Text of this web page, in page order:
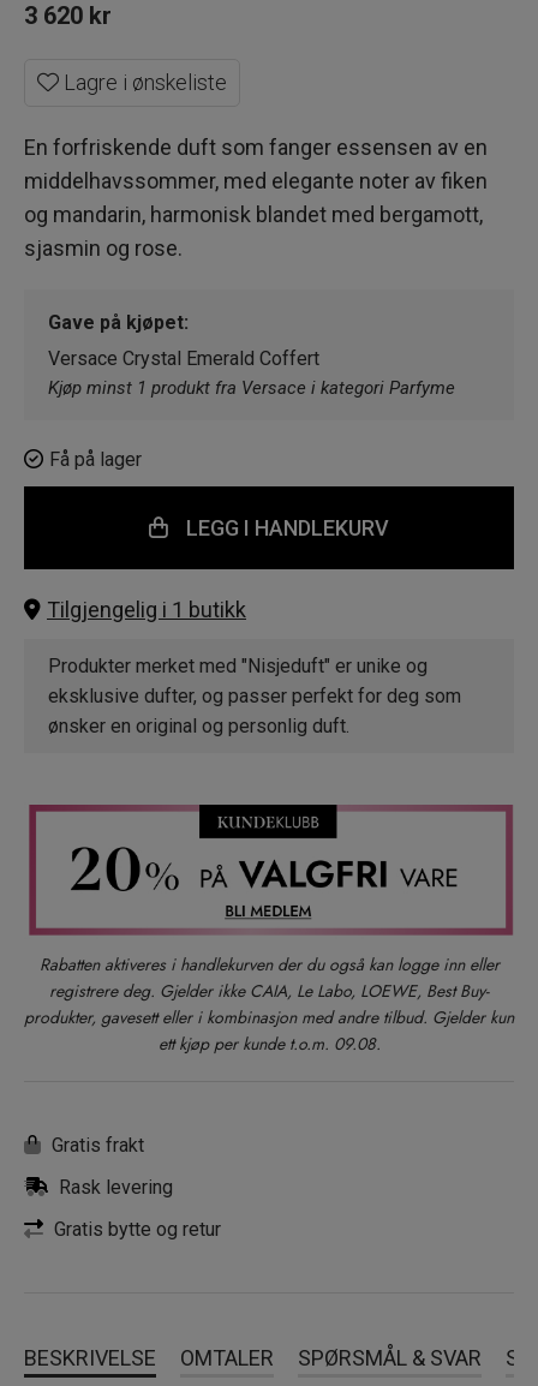
3 620 kr
Lagre i ønskeliste
En forfriskende duft som fanger essensen av en
middelhavssommer, med elegante noter av fiken
og mandarin, harmonisk blandet med bergamott,
sjasmin og rose.
Gave på kjøpet:
Versace Crystal Emerald Coffert
Kjøp minst 1 produkt fra Versace i kategori Parfyme
Få på lager
LEGG I HANDLEKURV
Tilgjengelig i 1 butikk
Produkter merket med "Nisjeduft" er unike og
eksklusive dufter, og passer perfekt for deg som
ønsker en original og personlig duft.
Rabatten aktiveres i handlekurven der du også kan logge inn eller
registrere deg. Gjelder ikke CAIA, Le Labo, LOEWE, Best Buy-
produkter, gavesett eller i kombinasjon med andre tilbud. Gjelder kun
ett kjøp per kunde t.o.m. 09.08.
Gratis frakt
Rask levering
Gratis bytte og retur
BESKRIVELSE OMTALER SPØRSMÅL & SVAR